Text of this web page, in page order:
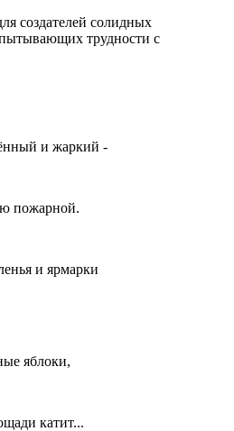
создателей солидных
трудности с
и жаркий -
пожарной.
и ярмарки
яблоки,
катит...